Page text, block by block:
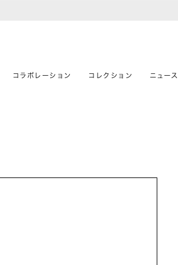
コラボレーション コレクション ニュース